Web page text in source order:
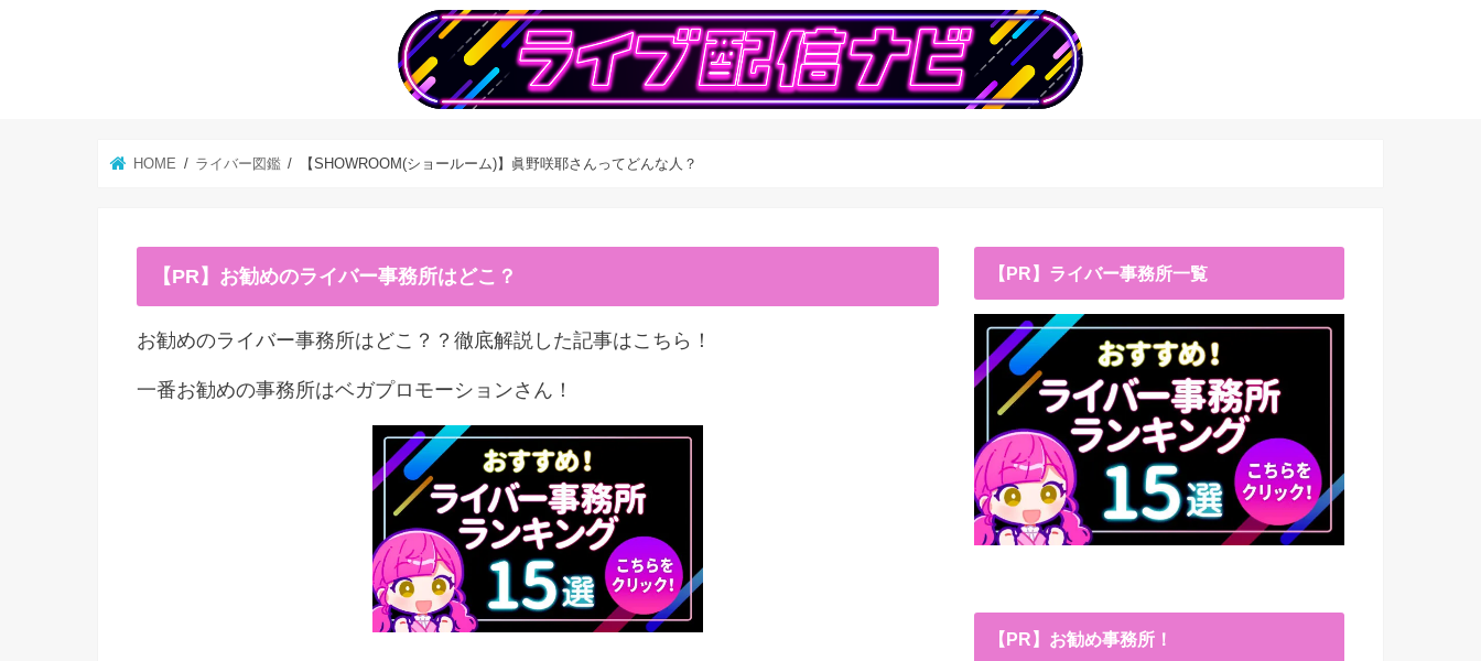
HOME ライバー図鑑 【SHOWROOM(ショールーム)】眞野咲耶さんってどんな人？
【PR】お勧めのライバー事務所はどこ？
お勧めのライバー事務所はどこ？？徹底解説した記事はこちら！
一番お勧めの事務所はベガプロモーションさん！
【PR】ライバー事務所一覧
【PR】お勧め事務所！